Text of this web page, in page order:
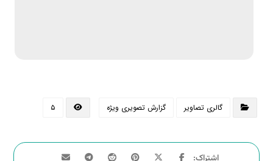
گالری تصاویر گزارش تصویری ویژه ۵